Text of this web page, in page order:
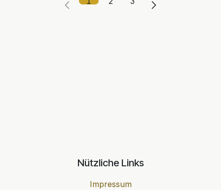
Nützliche Links
Impressum